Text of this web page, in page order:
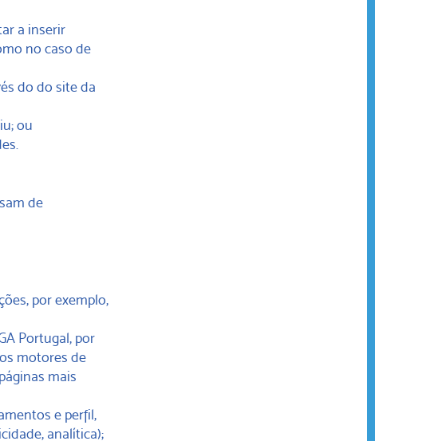
a inserir
no caso de
do do site da
ou
de
por exemplo,
Portugal, por
motores de
mais
e perfil,
analítica);